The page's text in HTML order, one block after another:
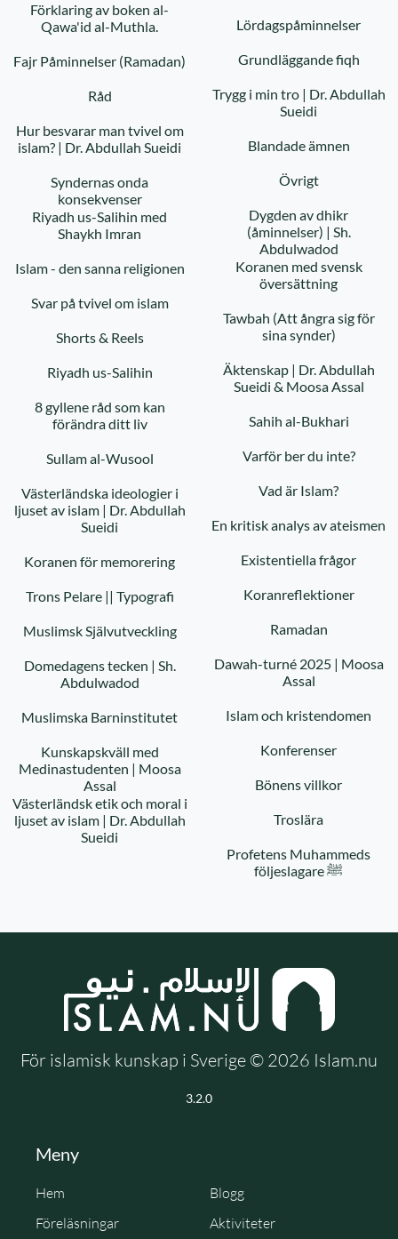
Förklaring av boken al-
Qawa'id al-Muthla.
Lördagspåminnelser
Grundläggande fiqh
Fajr Påminnelser (Ramadan)
Trygg i min tro | Dr. Abdullah
Sueidi
Råd
Hur besvarar man tvivel om
islam? | Dr. Abdullah Sueidi
Blandade ämnen
Övrigt
Syndernas onda
konsekvenser
Dygden av dhikr
(åminnelser) | Sh.
Abdulwadod
Riyadh us-Salihin med
Shaykh Imran
Koranen med svensk
översättning
Islam - den sanna religionen
Svar på tvivel om islam
Tawbah (Att ångra sig för
sina synder)
Shorts & Reels
Äktenskap | Dr. Abdullah
Sueidi & Moosa Assal
Riyadh us-Salihin
8 gyllene råd som kan
förändra ditt liv
Sahih al-Bukhari
Varför ber du inte?
Sullam al-Wusool
Vad är Islam?
Västerländska ideologier i
ljuset av islam | Dr. Abdullah
Sueidi
En kritisk analys av ateismen
Existentiella frågor
Koranen för memorering
Koranreflektioner
Trons Pelare || Typografi
Ramadan
Muslimsk Självutveckling
Dawah-turné 2025 | Moosa
Assal
Domedagens tecken | Sh.
Abdulwadod
Islam och kristendomen
Muslimska Barninstitutet
Konferenser
Kunskapskväll med
Medinastudenten | Moosa
Assal
Bönens villkor
Västerländsk etik och moral i
ljuset av islam | Dr. Abdullah
Sueidi
Troslära
Profetens Muhammeds
följeslagare ﷺ
För islamisk kunskap i Sverige © 2026 Islam.nu
3.2.0
Meny
Hem
Blogg
Föreläsningar
Aktiviteter